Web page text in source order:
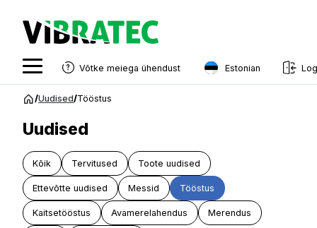
Hüppa
juurde
Võtke meiega ühendust Estonian
Finnish
/Uudised/Tööstus
Uudised
Kõik Tervitused Toote uudised
Ettevõtte uudised Messid Tööstus
Kaitsetööstus Avamerelahendus Merendus